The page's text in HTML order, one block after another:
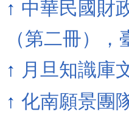
↑ 中華民國財
（第二冊）
↑ 月旦知識庫
↑ 化南願景團